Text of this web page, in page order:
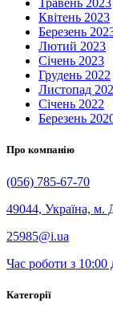
Травень 2023
Квітень 2023
Березень
Лютий 2023
Січень 2023
Грудень 2022
Листопад
Січень 2022
Березень
Про компанію
(056) 785-67-70
49044, Україна, м.
25985@i.ua
Час роботи з 10:00
Категорії